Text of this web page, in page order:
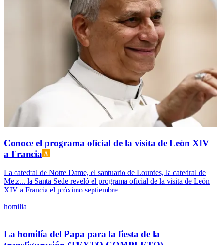
Conoce el programa oficial de la visita de León XIV
a Francia
La catedral de Notre Dame, el santuario de Lourdes, la catedral de
Metz... la Santa Sede reveló el programa oficial de la visita de León
XIV a Francia el próximo septiembre
homilia
La homilía del Papa para la fiesta de la